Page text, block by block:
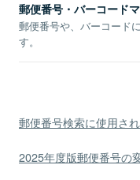
郵便番号・バーコード
郵便番号や、バーコード
す。
郵便番号検索に使用さ
2025年度版郵便番号の